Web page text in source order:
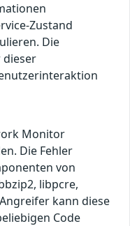
Zustand
Die
dieser
Monitor
Die Fehler
von
libpcre,
kann diese
Code